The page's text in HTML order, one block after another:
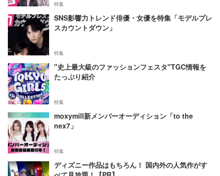
特集
SNS影響力トレンド俳優・女優を特集「モデルプレ
スカウントダウン」
特集
"史上最大級のファッションフェスタ"TGC情報を
たっぷり紹介
特集
moxymill新メンバーオーディション「to the
nex7」
特集
ディズニー作品はもちろん！ 国内外の人気作がす